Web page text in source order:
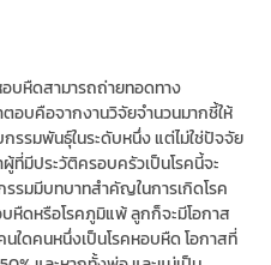
บหืดสามารถถ่ายทอดทาง
อบคือจากงานวิจัยจำนวนมากชี้ให้
รรมพันธุ์ในระดับหนึ่ง แต่ไม่ใช่ปัจจัย
ผู้ที่มีประวัติครอบครัวเป็นโรคนี้จะ
รมมีบทบาทสำคัญในการเกิดโรค
หืดหรือโรคภูมิแพ้ ลูกก็จะมีโอกาส
ใดคนหนึ่งเป็นโรคหอบหืด โอกาสที่